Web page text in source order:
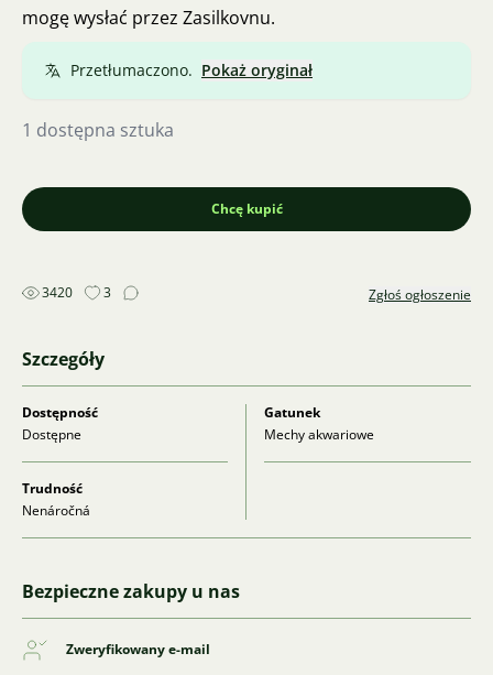
mogę wysłać przez Zasilkovnu.
Przetłumaczono. Pokaż oryginał
1 dostępna sztuka
Chcę kupić
3420 3 Zgłoś ogłoszenie
Szczegóły
Dostępność
Dostępne
Gatunek
Mechy akwariowe
Trudność
Nenáročná
Bezpieczne zakupy u nas
Zweryfikowany e-mail